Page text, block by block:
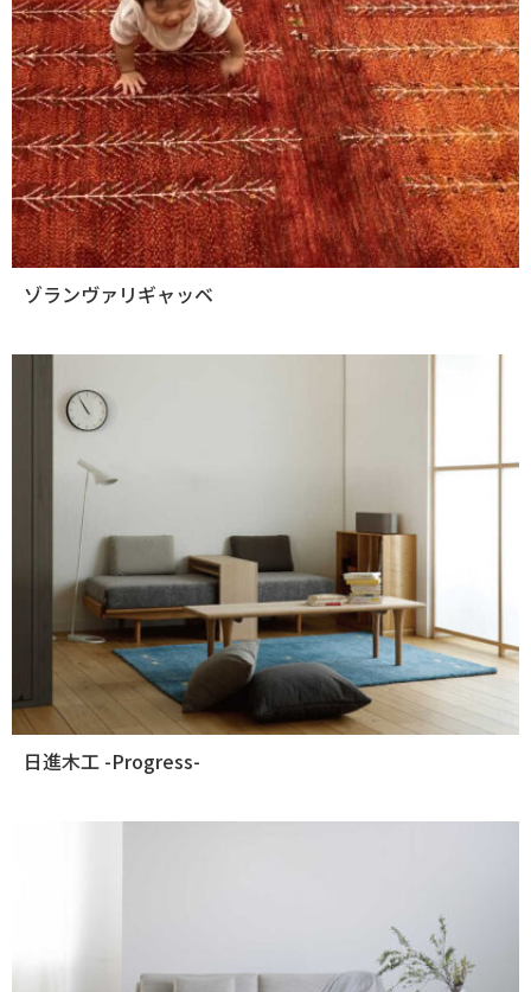
ゾランヴァリギャッベ
日進木工 -Progress-